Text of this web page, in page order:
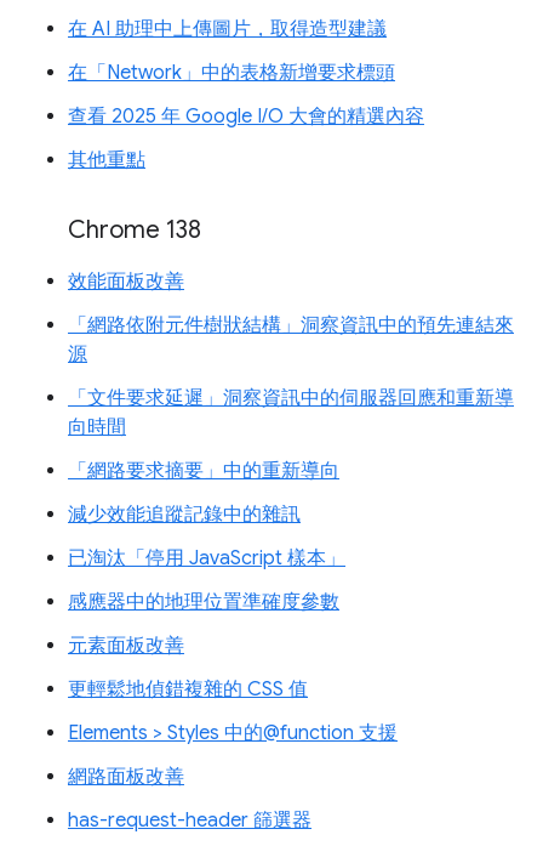
在 AI 助理中上傳圖片，取得造型建議
在「Network」中的表格新增要求標頭
查看 2025 年 Google I/O 大會的精選內容
其他重點
Chrome 138
效能面板改善
「網路依附元件樹狀結構」洞察資訊中的預先連結來
源
「文件要求延遲」洞察資訊中的伺服器回應和重新導
向時間
「網路要求摘要」中的重新導向
減少效能追蹤記錄中的雜訊
已淘汰「停用 JavaScript 樣本」
感應器中的地理位置準確度參數
元素面板改善
更輕鬆地偵錯複雜的 CSS 值
Elements > Styles 中的@function 支援
網路面板改善
has-request-header 篩選器